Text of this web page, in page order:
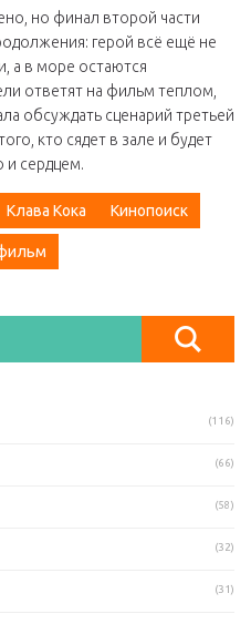
но финал второй части
герой всё ещё не
а в море остаются
ответят на фильм теплом,
обсуждать сценарий третьей
кто сядет в зале и будет
и сердцем.
Клава Кока Кинопоиск
(116)
(66)
(58)
(32)
(31)